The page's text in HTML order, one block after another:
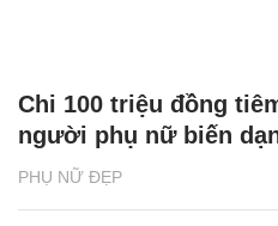
PHỤ NỮ ĐẸP
Chi 100 triệu đồng
người phụ nữ biến